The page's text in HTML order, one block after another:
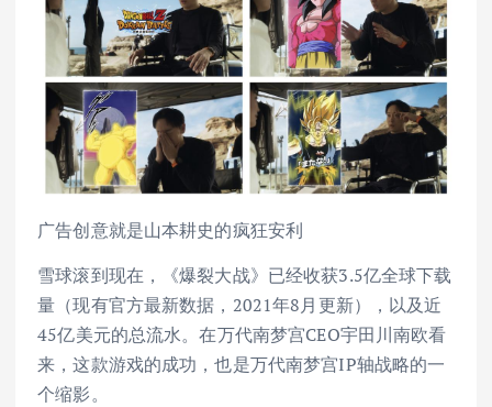
广告创意就是山本耕史的疯狂安利
雪球滚到现在，《爆裂大战》已经收获3.5亿全球下载
量（现有官方最新数据，2021年8月更新），以及近
45亿美元的总流水。在万代南梦宫CEO宇田川南欧看
来，这款游戏的成功，也是万代南梦宫IP轴战略的一
个缩影。